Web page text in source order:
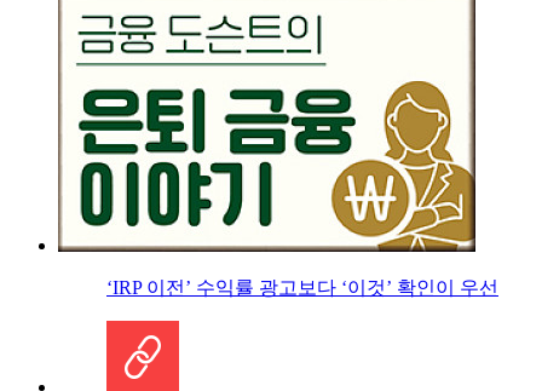
‘IRP 이전’ 수익률 광고보다 ‘이것’ 확인이 우선